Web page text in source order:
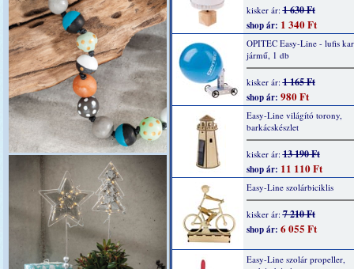
kisker ár:1 630 Ft
shop ár: 1 340 Ft
OPITEC Easy-Line - lufis
jármű, 1 db
kisker ár:1 165 Ft
shop ár: 980 Ft
Easy-Line világító torony,
barkácskészlet
kisker ár:13 190 Ft
shop ár: 11 110 Ft
Easy-Line szolárbiciklis
kisker ár:7 210 Ft
shop ár: 6 055 Ft
Easy-Line szolár propeller,